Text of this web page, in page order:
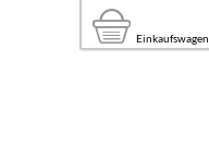
Einkaufswagen